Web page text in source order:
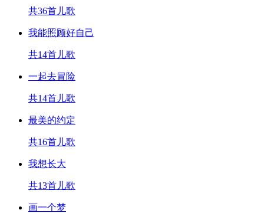
共36首儿歌
我能照顾好自己
共14首儿歌
一起去冒险
共14首儿歌
最美的约定
共16首儿歌
我想长大
共13首儿歌
画一个梦